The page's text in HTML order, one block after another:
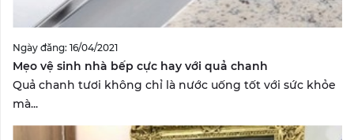
Ngày đăng: 16/04/2021
Mẹo vệ sinh nhà bếp cực hay với quả chanh
Quả chanh tươi không chỉ là nước uống tốt với sức khỏe
mà...